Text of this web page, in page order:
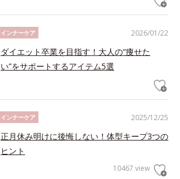
2026/01/22
インナーケア
ダイエット卒業を目指す！大人の“痩せた
い”をサポートするアイテム5選
2025/12/25
インナーケア
正月休み明けに後悔しない！体型キープ3つの
ヒント
10467 view